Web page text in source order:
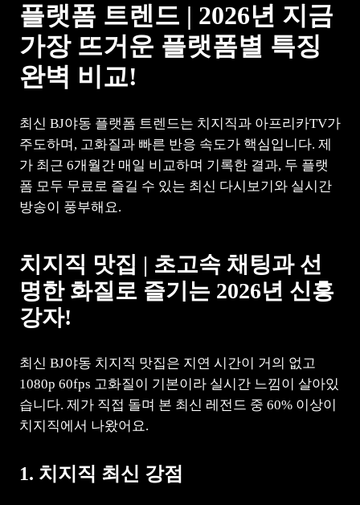
플랫폼 트렌드 | 2026년 지금
가장 뜨거운 플랫폼별 특징
완벽 비교!
최신 BJ야동 플랫폼 트렌드는 치지직과 아프리카TV가
주도하며, 고화질과 빠른 반응 속도가 핵심입니다. 제
가 최근 6개월간 매일 비교하며 기록한 결과, 두 플랫
폼 모두 무료로 즐길 수 있는 최신 다시보기와 실시간
방송이 풍부해요.
치지직 맛집 | 초고속 채팅과 선
명한 화질로 즐기는 2026년 신흥
강자!
최신 BJ야동 치지직 맛집은 지연 시간이 거의 없고
1080p 60fps 고화질이 기본이라 실시간 느낌이 살아있
습니다. 제가 직접 돌며 본 최신 레전드 중 60% 이상이
치지직에서 나왔어요.
1. 치지직 최신 강점